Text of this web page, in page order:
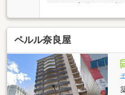
ペース完備！ ■便利な宅配ボックス設置！ ■心地よい
システムキッチン！
ペルル奈良屋